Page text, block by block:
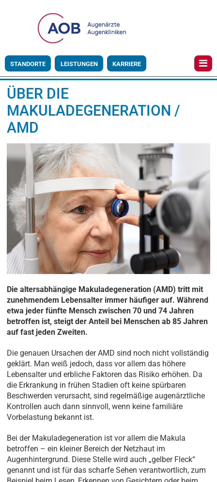
STANDORTE LEISTUNGEN KARRIERE
ÜBER DIE
MAKULADEGENERATION /
AMD
Die altersabhängige Makuladegeneration (AMD) tritt mit
zunehmendem Lebensalter immer häufiger auf. Während
etwa jeder fünfte Mensch zwischen 70 und 74 Jahren
betroffen ist, steigt der Anteil bei Menschen ab 85 Jahren
auf fast jeden Zweiten.
Die genauen Ursachen der AMD sind noch nicht vollständig
geklärt. Man weiß jedoch, dass vor allem das höhere
Lebensalter und erbliche Faktoren das Risiko erhöhen. Da
die Erkrankung in frühen Stadien oft keine spürbaren
Beschwerden verursacht, sind regelmäßige augenärztliche
Kontrollen auch dann sinnvoll, wenn keine familiäre
Vorbelastung bekannt ist.
Bei der Makuladegeneration ist vor allem die Makula
betroffen – ein kleiner Bereich der Netzhaut im
Augenhintergrund. Diese Stelle wird auch „gelber Fleck“
genannt und ist für das scharfe Sehen verantwortlich, zum